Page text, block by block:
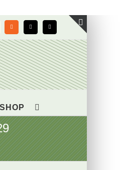
Rss X Email
SHOP
Toggle
area
barra
scorrevole